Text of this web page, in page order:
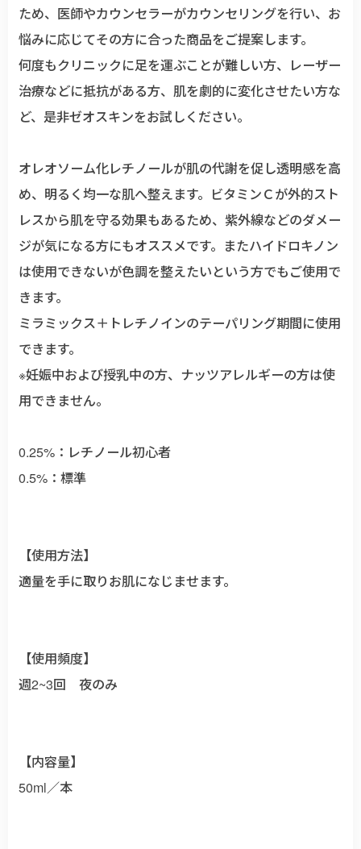
ため、医師やカウンセラーがカウンセリングを行い、お
悩みに応じてその方に合った商品をご提案します。
何度もクリニックに足を運ぶことが難しい方、レーザー
治療などに抵抗がある方、肌を劇的に変化させたい方な
ど、是非ゼオスキンをお試しください。
オレオソーム化レチノールが肌の代謝を促し透明感を高
め、明るく均一な肌へ整えます。ビタミンＣが外的スト
レスから肌を守る効果もあるため、紫外線などのダメー
ジが気になる方にもオススメです。またハイドロキノン
は使用できないが色調を整えたいという方でもご使用で
きます。
ミラミックス＋トレチノインのテーパリング期間に使用
できます。
※妊娠中および授乳中の方、ナッツアレルギーの方は使
用できません。
0.25%：レチノール初心者
0.5%：標準
【使用方法】
適量を手に取りお肌になじませます。
【使用頻度】
週2~3回 夜のみ
【内容量】
50ml／本